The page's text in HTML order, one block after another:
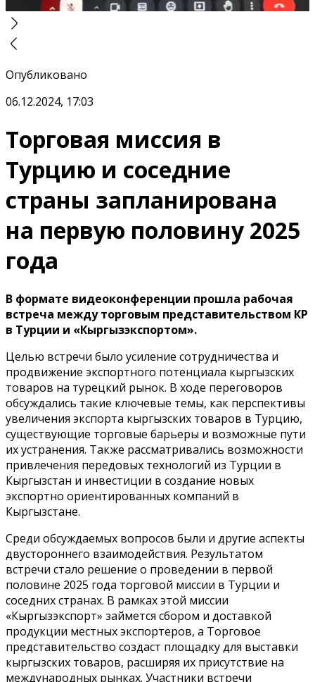
Опубликовано
06.12.2024, 17:03
Торговая миссия в
Турцию и соседние
страны запланирована
на первую половину 2025
года
В формате видеоконференции прошла рабочая
встреча между торговым представительством КР
в Турции и «Кыргызэкспортом».
Целью встречи было усиление сотрудничества и
продвижение экспортного потенциала кыргызских
товаров на турецкий рынок. В ходе переговоров
обсуждались такие ключевые темы, как перспективы
увеличения экспорта кыргызских товаров в Турцию,
существующие торговые барьеры и возможные пути
их устранения. Также рассматривались возможности
привлечения передовых технологий из Турции в
Кыргызстан и инвестиции в создание новых
экспортно ориентированных компаний в
Кыргызстане.
Среди обсуждаемых вопросов были и другие аспекты
двустороннего взаимодействия. Результатом
встречи стало решение о проведении в первой
половине 2025 года торговой миссии в Турции и
соседних странах. В рамках этой миссии
«Кыргызэкспорт» займется сбором и доставкой
продукции местных экспортеров, а Торговое
представительство создаст площадку для выставки
кыргызских товаров, расширяя их присутствие на
международных рынках. Участники встречи